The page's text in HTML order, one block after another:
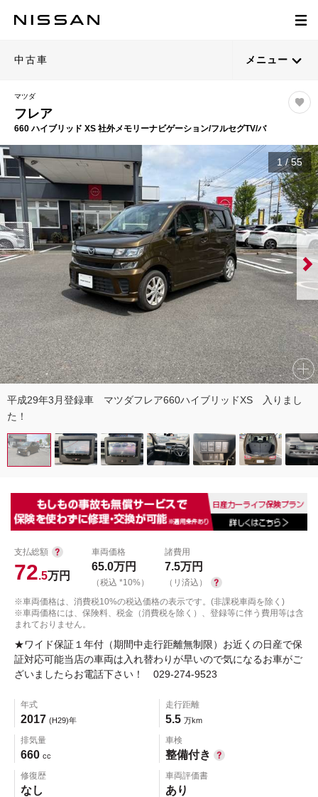
中古車 メニュー
マツダ
フレア
660 ハイブリッド XS 社外メモリーナビゲーション/フルセグTV/バ
1 /55
平成29年3月登録車 マツダフレア660ハイブリッドXS 入りまし
た！
支払総額
72.5万円
車両価格
65.0万円
（税込 *10%）
諸費用
7.5万円
（リ済込）
※車両価格は、消費税10%の税込価格の表示です。(非課税車両を除く)
※車両価格には、保険料、税金（消費税を除く）、登録等に伴う費用等は含
まれておりません。
★ワイド保証１年付（期間中走行距離無制限）お近くの日産で保
証対応可能当店の車両は入れ替わりが早いので気になるお車がご
ざいましたらお電話下さい！ 029-274-9523
年式
2017 (H29)年
走行距離
5.5 万km
排気量
660 cc
車検
整備付き
修復歴
なし
車両評価書
あり